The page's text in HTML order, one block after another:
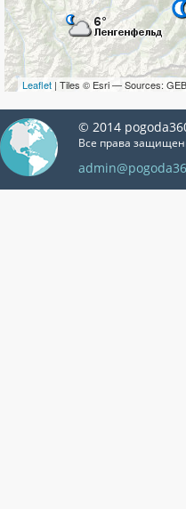
Leaflet | Tiles © Esri — Sources:
© 2014
Все права